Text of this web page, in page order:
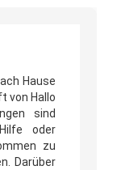
Hause
von Hallo
sind
oder
zu
Darüber